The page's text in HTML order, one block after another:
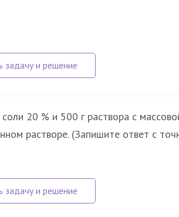
20 % и 500 г раствора с
растворе. (Запишите ответ с